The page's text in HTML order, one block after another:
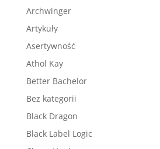
Archwinger
Artykuły
Asertywność
Athol Kay
Better Bachelor
Bez kategorii
Black Dragon
Black Label Logic